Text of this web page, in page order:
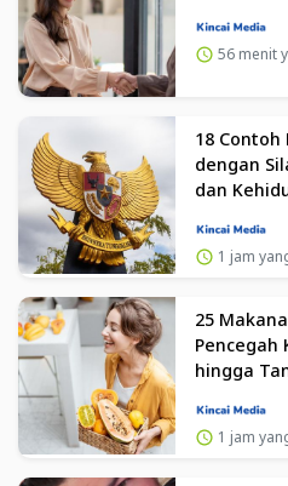
56 menit
18 Contoh
dengan
dan
1 jam
25
Pencegah
hingga
1 jam